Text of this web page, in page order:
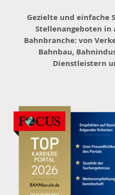
Gezielte und einfache
Stellenangeboten in
Bahnbranche: von
Bahnbau,
Dienstleistern